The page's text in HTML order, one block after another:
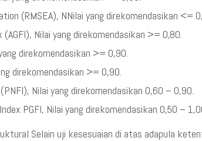
(RMSEA), NNilai yang direkomendasikan <=
Nilai yang direkomendasikan >= 0,80.
direkomendasikan >= 0,90.
direkomendasikan >= 0,90.
Nilai yang direkomendasikan 0,60 – 0,90.
PGFI, Nilai yang direkomendasikan 0,50 –
Selain uji kesesuaian di atas adapula